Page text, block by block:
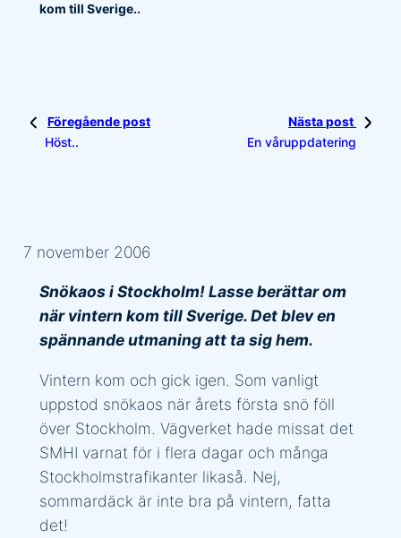
kom till Sverige..
Föregående post
Höst..
Nästa post
En våruppdatering
7 november 2006
Snökaos i Stockholm! Lasse berättar om
när vintern kom till Sverige. Det blev en
spännande utmaning att ta sig hem.
Vintern kom och gick igen. Som vanligt
uppstod snökaos när årets första snö föll
över Stockholm. Vägverket hade missat det
SMHI varnat för i flera dagar och många
Stockholmstrafikanter likaså. Nej,
sommardäck är inte bra på vintern, fatta
det!